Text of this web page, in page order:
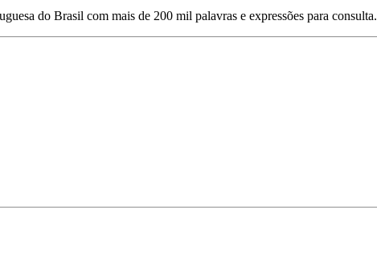
do Brasil com mais de 200 mil palavras e expressões para consulta.